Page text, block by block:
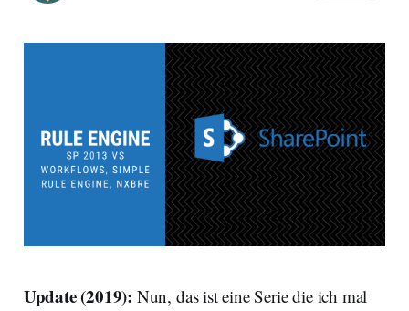
Update (2019): Nun, das ist eine Serie die ich mal